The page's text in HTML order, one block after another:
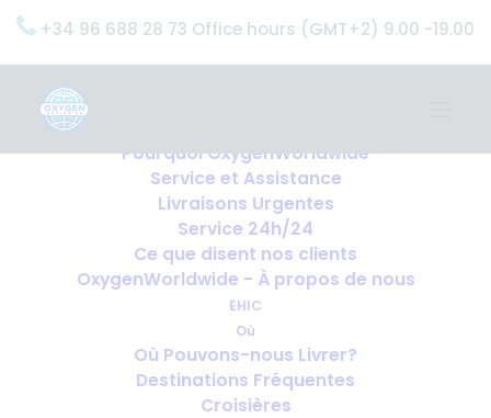
+34 96 688 28 73 Office hours (GMT+2) 9.00 -19.00
OxygenWorldwide (Ce que nous faisons)
Pourquoi OxygenWorldwide
Service et Assistance
Livraisons Urgentes
Service 24h/24
Ce que disent nos clients
OxygenWorldwide - À propos de nous
EHIC
Où
Où Pouvons-nous Livrer?
Destinations Fréquentes
Croisières